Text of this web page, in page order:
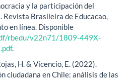
y la participación del
Revista Brasileira de Educacao,
en línea. Disponible
rbedu/v22n71/1809-449X-
.
H. & Vicencio, E. (2022).
ciudadana en Chile: análisis de las